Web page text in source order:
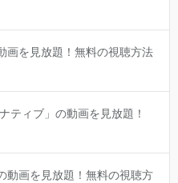
画を見放題！無料の視聴方法
ティブ」の動画を見放題！
動画を見放題！無料の視聴方